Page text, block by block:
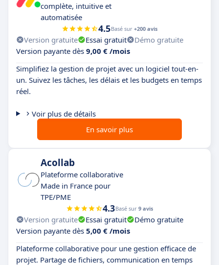
complète, intuitive et
automatisée
4.5Basé sur +200 avis
Version gratuite Essai gratuit
Démo gratuite
Version payante dès 9,00 € /mois
Simplifiez la gestion de projet avec un logiciel tout-en-
un. Suivez les tâches, les délais et les budgets en temps
réel.
Voir plus de détails
En savoir plus
Acollab
Plateforme collaborative
Made in France pour
TPE/PME
4.3Basé sur 9 avis
Version gratuite Essai gratuit
Démo gratuite
Version payante dès 5,00 € /mois
Plateforme collaborative pour une gestion efficace de
projet. Partage de fichiers, communication en temps